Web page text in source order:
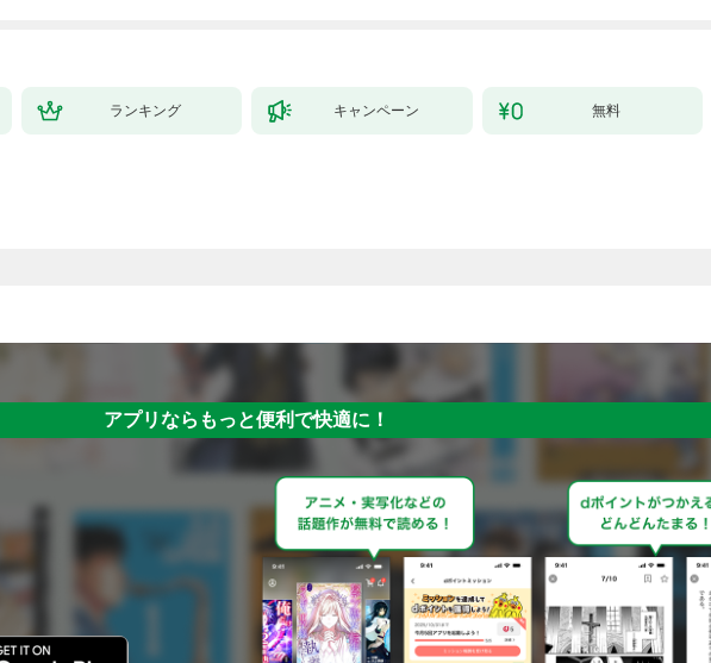
ランキング キャンペーン 無料
アプリならもっと便利で快適に！